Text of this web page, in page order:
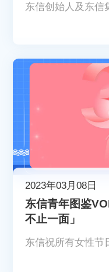
东信创始人及东信
2023年03月08日
东信青年图鉴
不止一面」
东信祝所有女性节